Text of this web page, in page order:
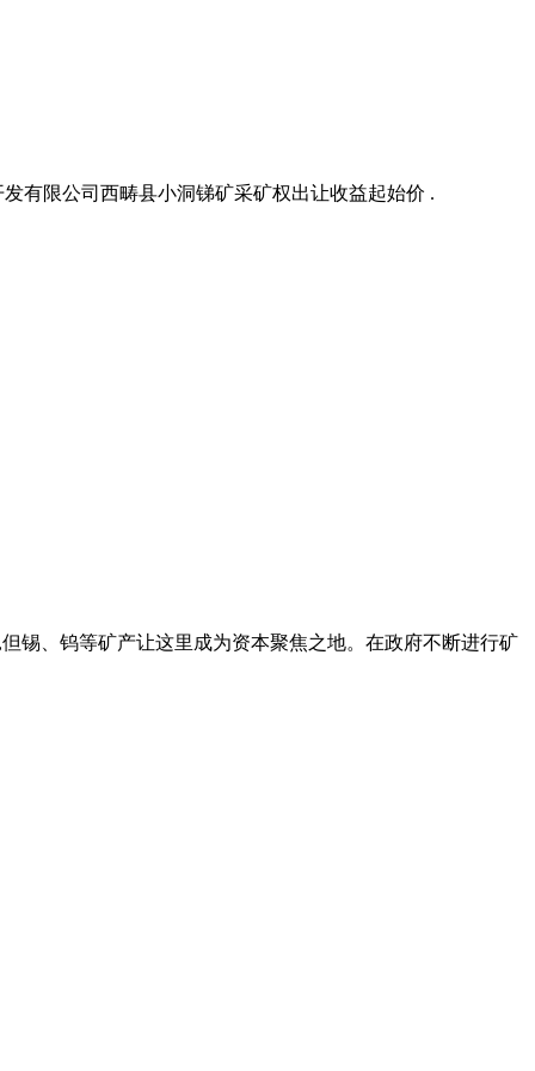
有限公司西畴县小洞锑矿采矿权出让收益起始价 .
锡、钨等矿产让这里成为资本聚焦之地。在政府不断进行矿